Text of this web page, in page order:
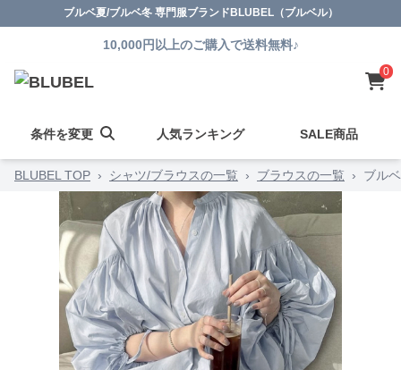
ブルベ夏/ブルベ冬 専門服ブランドBLUBEL（ブルベル）
10,000円以上のご購入で送料無料♪
0
条件を変更 人気ランキング SALE商品
BLUBEL TOP › シャツ/ブラウスの一覧 › ブラウスの一覧 › ブル